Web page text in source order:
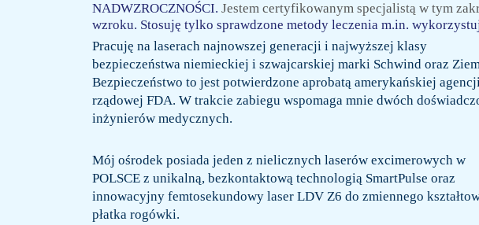
NADWZROCZNOŚCI. Jestem certyfikowanym specjalistą w tym
wzroku. Stosuję tylko sprawdzone metody leczenia m.in.
Pracuję na laserach najnowszej generacji i najwyższej klasy
bezpieczeństwa niemieckiej i szwajcarskiej marki Schwind oraz
Bezpieczeństwo to jest potwierdzone aprobatą amerykańskiej
rządowej FDA. W trakcie zabiegu wspomaga mnie dwóch
inżynierów medycznych.
Mój ośrodek posiada jeden z nielicznych laserów excimerowych w
POLSCE z unikalną, bezkontaktową technologią SmartPulse oraz
innowacyjny femtosekundowy laser LDV Z6 do zmiennego
płatka rogówki.